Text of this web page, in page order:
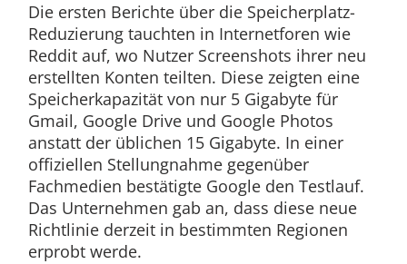
Die ersten Berichte über die Speicherplatz-
Reduzierung tauchten in Internetforen wie
Reddit auf, wo Nutzer Screenshots ihrer neu
erstellten Konten teilten. Diese zeigten eine
Speicherkapazität von nur 5 Gigabyte für
Gmail, Google Drive und Google Photos
anstatt der üblichen 15 Gigabyte. In einer
offiziellen Stellungnahme gegenüber
Fachmedien bestätigte Google den Testlauf.
Das Unternehmen gab an, dass diese neue
Richtlinie derzeit in bestimmten Regionen
erprobt werde.